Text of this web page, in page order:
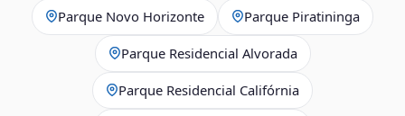
Parque Novo Horizonte Parque Piratininga
Parque Residencial Alvorada
Parque Residencial Califórnia